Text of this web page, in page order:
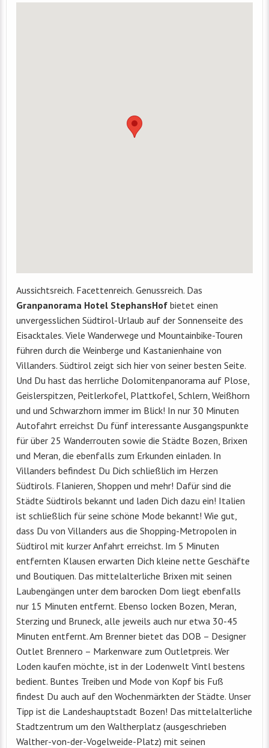
Aussichtsreich. Facettenreich. Genussreich. Das
Granpanorama Hotel StephansHof bietet einen
unvergesslichen Südtirol-Urlaub auf der Sonnenseite des
Eisacktales. Viele Wanderwege und Mountainbike-Touren
führen durch die Weinberge und Kastanienhaine von
Villanders. Südtirol zeigt sich hier von seiner besten Seite.
Und Du hast das herrliche Dolomitenpanorama auf Plose,
Geislerspitzen, Peitlerkofel, Plattkofel, Schlern, Weißhorn
und und Schwarzhorn immer im Blick! In nur 30 Minuten
Autofahrt erreichst Du fünf interessante Ausgangspunkte
für über 25 Wanderrouten sowie die Städte Bozen, Brixen
und Meran, die ebenfalls zum Erkunden einladen. In
Villanders befindest Du Dich schließlich im Herzen
Südtirols. Flanieren, Shoppen und mehr! Dafür sind die
Städte Südtirols bekannt und laden Dich dazu ein! Italien
ist schließlich für seine schöne Mode bekannt! Wie gut,
dass Du von Villanders aus die Shopping-Metropolen in
Südtirol mit kurzer Anfahrt erreichst. Im 5 Minuten
entfernten Klausen erwarten Dich kleine nette Geschäfte
und Boutiquen. Das mittelalterliche Brixen mit seinen
Laubengängen unter dem barocken Dom liegt ebenfalls
nur 15 Minuten entfernt. Ebenso locken Bozen, Meran,
Sterzing und Bruneck, alle jeweils auch nur etwa 30-45
Minuten entfernt. Am Brenner bietet das DOB – Designer
Outlet Brennero – Markenware zum Outletpreis. Wer
Loden kaufen möchte, ist in der Lodenwelt Vintl bestens
bedient. Buntes Treiben und Mode von Kopf bis Fuß
findest Du auch auf den Wochenmärkten der Städte. Unser
Tipp ist die Landeshauptstadt Bozen! Das mittelalterliche
Stadtzentrum um den Waltherplatz (ausgeschrieben
Walther-von-der-Vogelweide-Platz) mit seinen